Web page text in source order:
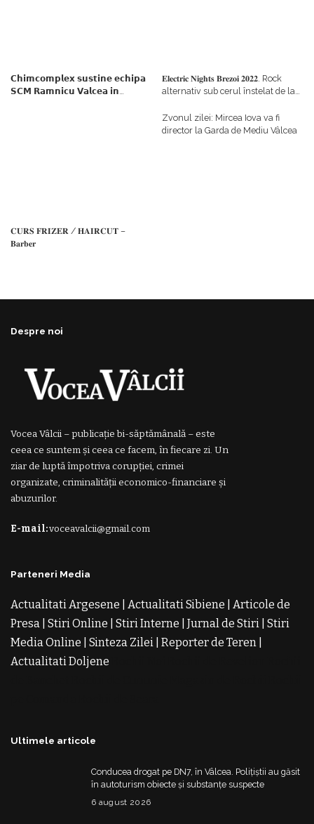
𝗖𝗵𝗶𝗺𝗰𝗼𝗺𝗽𝗹𝗲𝘅 𝘀𝘂𝘀𝘁𝗶𝗻𝗲 𝗲𝗰𝗵𝗶𝗽𝗮
𝗦𝗖𝗠 𝗥𝗮𝗺𝗻𝗶𝗰𝘂 𝗩𝗮𝗹𝗰𝗲𝗮 𝗶𝗻
𝐄𝐥𝐞𝐜𝐭𝐫𝐢𝐜 𝐍𝐢𝐠𝐡𝐭𝐬 𝐁𝐫𝐞𝐳𝐨𝐢 𝟐𝟎𝟐𝟐. Rock
alternativ sub cerul înstelat de la
𝐂𝐔𝐑𝐒 𝐅𝐑𝐈𝐙𝐄𝐑 / 𝐇𝐀𝐈𝐑𝐂𝐔𝐓 –
𝐁𝐚𝐫𝐛𝐞𝐫
Zvonul zilei: Mircea Iova va fi
director la Garda de Mediu Vâlcea
Despre noi
Vocea Vâlcii – publicație bi-săptămânală – este
ceea ce suntem și ceea ce facem, în fiecare zi. Un
ziar de luptă împotriva corupției, crimei
organizate, criminalității economico-financiare și
abuzurilor.
E-mail:voceavalcii@gmail.com
Parteneri Media
Actualitati Argesene Actualitati Sibiene
Articole de
Presa Stiri Online Stiri Interne Jurnal de Stiri Stiri
Media Online
Sinteza Zilei Reporter de Teren
Actualitati Doljene
Ultimele articole
Conducea drogat pe DN7, în Vâlcea. Polițiștii au găsit
în autoturism obiecte și substanțe suspecte
6 august 2026